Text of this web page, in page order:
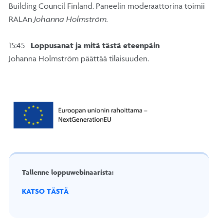
Building Council Finland. Paneelin moderaattorina toimii
RALAn Johanna Holmström.
15:45 Loppusanat ja mitä tästä eteenpäin
Johanna Holmström päättää tilaisuuden.
Tallenne loppuwebinaarista:
KATSO TÄSTÄ